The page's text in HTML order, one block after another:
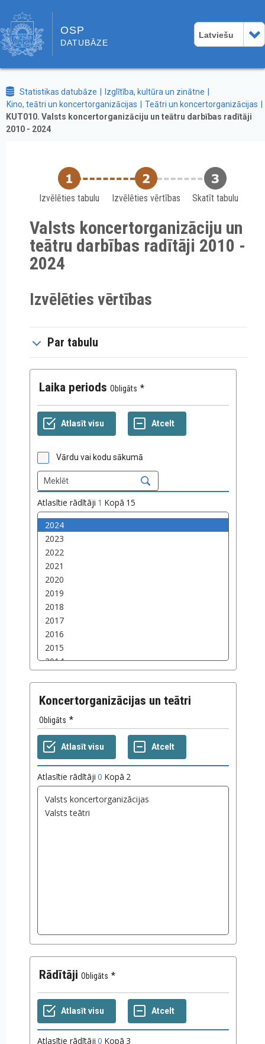
OSP
DATUBĀZE
Latviešu
Statistikas datubāze
Izglītība, kultūra un zinātne
Kino, teātri un koncertorganizācijas
Teātri un koncertorganizācijas
KUT010. Valsts koncertorganizāciju un teātru darbības radītāji
2010 - 2024
Izvēlēties tabulu Izvēlēties vērtības Skatīt tabulu
Valsts koncertorganizāciju un
teātru darbības radītāji 2010 -
2024
Izvēlēties vērtības
Par tabulu
Laika periods Obligāts
Vārdu vai kodu sākumā
Atlasītie rādītāji 1 Kopā 15
Koncertorganizācijas un teātri
Obligāts
Atlasītie rādītāji 0 Kopā 2
Rādītāji Obligāts
Atlasītie rādītāji 0 Kopā 3